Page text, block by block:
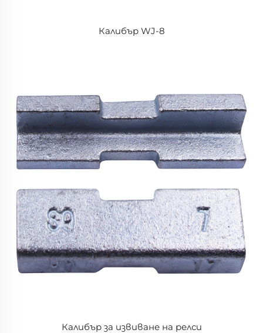
Калибър WJ-8
Калибър за извиване на релси